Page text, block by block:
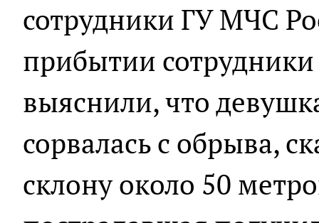
сотрудники ГУ МЧС
прибытии
выяснили, что
сорвалась с обрыва,
склону около 50